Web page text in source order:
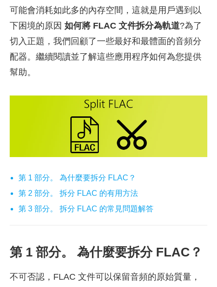
可能會消耗如此多的內存空間，這就是用戶遇到以
下困境的原因 如何將 FLAC 文件拆分為軌道?為了
切入正題，我們回顧了一些最好和最體面的音頻分
配器。繼續閱讀並了解這些應用程序如何為您提供
幫助。
第 1 部分。 為什麼要拆分 FLAC？
第 2 部分。 拆分 FLAC 的有用方法
第 3 部分。 拆分 FLAC 的常見問題解答
第 1 部分。 為什麼要拆分 FLAC？
不可否認，FLAC 文件可以保留音頻的原始質量，